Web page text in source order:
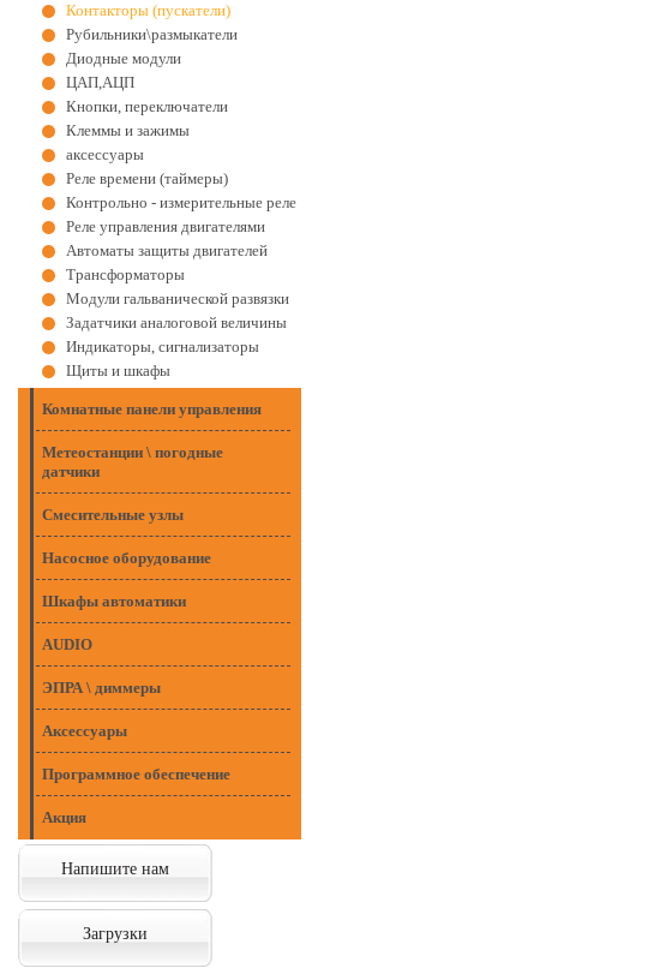
Контакторы (пускатели)
Рубильники\размыкатели
Диодные модули
ЦАП,АЦП
Кнопки, переключатели
Клеммы и зажимы
аксессуары
Реле времени (таймеры)
Контрольно - измерительные реле
Реле управления двигателями
Автоматы защиты двигателей
Трансформаторы
Модули гальванической развязки
Задатчики аналоговой величины
Индикаторы, сигнализаторы
Щиты и шкафы
Комнатные панели управления
Метеостанции \ погодные
датчики
Смесительные узлы
Насосное оборудование
Шкафы автоматики
AUDIO
ЭПРА \ диммеры
Аксессуары
Программное обеспечение
Акция
Напишите нам
Загрузки